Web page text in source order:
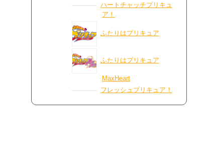
ハートチャッチプリキュ
ア！
ふたりはプリキュア
ふたりはプリキュア
MaxHeart
フレッシュプリキュア！